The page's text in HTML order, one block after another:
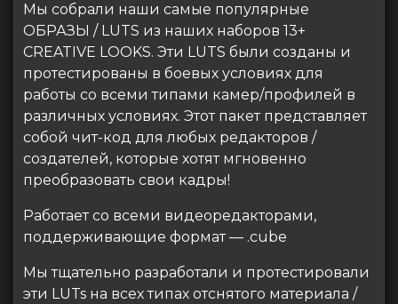
Мы собрали наши самые популярные
ОБРАЗЫ / LUTS из наших наборов 13+
CREATIVE LOOKS. Эти LUTS были созданы и
протестированы в боевых условиях для
работы со всеми типами камер/профилей в
различных условиях. Этот пакет представляет
собой чит-код для любых редакторов /
создателей, которые хотят мгновенно
преобразовать свои кадры!
Работает со всеми видеоредакторами,
поддерживающие формат — .cube
Мы тщательно разработали и протестировали
эти LUTs на всех типах отснятого материала /